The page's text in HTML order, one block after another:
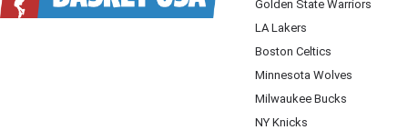
Golden State Warriors
LA Lakers
Boston Celtics
Minnesota Wolves
Milwaukee Bucks
NY Knicks